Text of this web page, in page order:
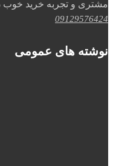
مشتری و تجربه خرید
09129576424
نوشته های عمومی